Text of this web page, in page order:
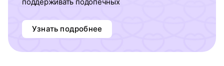
Узнать подробнее